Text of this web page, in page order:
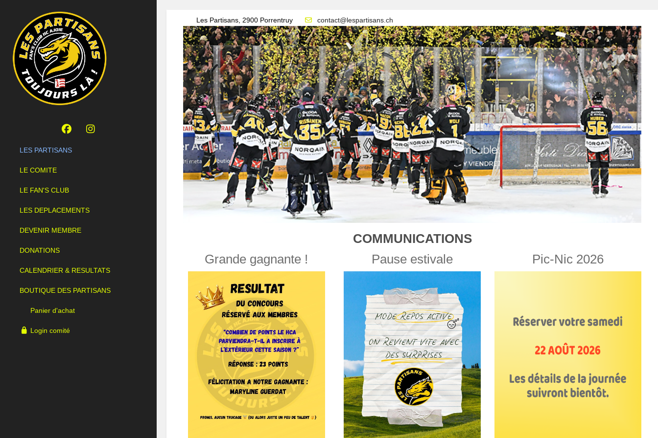
LES PARTISANS
LE COMITE
LE FAN'S CLUB
LES DEPLACEMENTS
DEVENIR MEMBRE
DONATIONS
CALENDRIER & RESULTATS
BOUTIQUE DES PARTISANS
Panier d'achat
Login comité
Les Partisans, 2900 Porrentruy contact@lespartisans.ch
COMMUNICATIONS
Grande gagnante !
Pause estivale Pic-Nic 2026